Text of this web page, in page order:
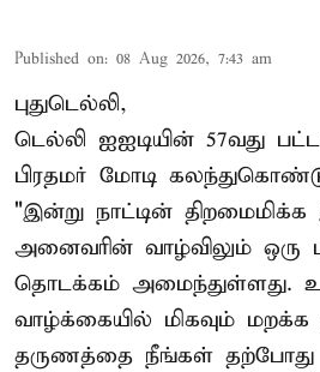
Published on: 08 Aug 2026, 7:43 am
புதுடெல்லி,
டெல்லி ஐஐடியின் 57வது
பிரதமர் மோடி
"இன்று நாட்டின்
அனைவரின் வாழ்விலும் ஒரு
தொடக்கம் அமைந்துள்ளது.
வாழ்க்கையில் மிகவும் மறக்க
தருணத்தை நீங்கள் தற்போது